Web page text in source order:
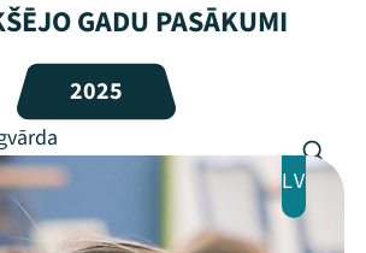
Festivāls
Programma
Arhīvs
bija LAMPĀ 2026
GADU PASĀKUMI
2025
LV